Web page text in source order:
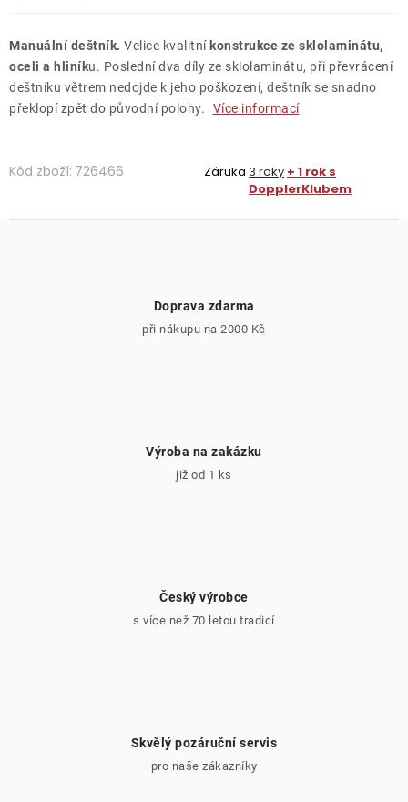
Manuální deštník. Velice kvalitní konstrukce ze sklolaminátu,
oceli a hliníku. Poslední dva díly ze sklolaminátu, při převrácení
deštníku větrem nedojde k jeho poškození, deštník se snadno
překlopí zpět do původní polohy.
Více informací
Kód zboží: 726466 Záruka 3 roky + 1 rok s
DopplerKlubem
Doprava zdarma
při nákupu na 2000 Kč
Výroba na zakázku
již od 1 ks
Český výrobce
s více než 70 letou tradicí
Skvělý pozáruční servis
pro naše zákazníky